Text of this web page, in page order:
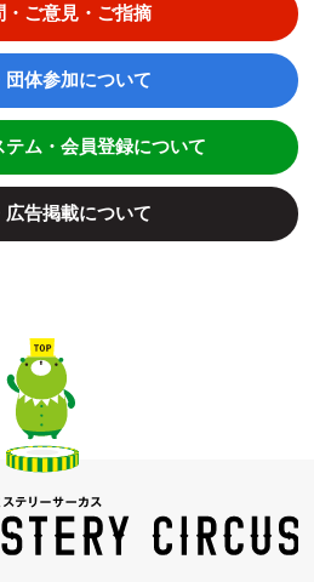
・ご意見・ご指摘
団体参加について
ム・会員登録について
広告掲載について